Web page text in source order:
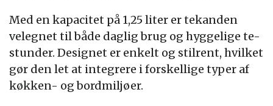
Med en kapacitet på 1,25 liter er tekanden
velegnet til både daglig brug og hyggelige te-
stunder. Designet er enkelt og stilrent, hvilket
gør den let at integrere i forskellige typer af
køkken- og bordmiljøer.